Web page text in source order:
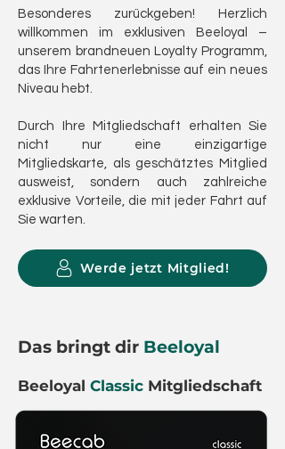
Besonderes zurückgeben! Herzlich
willkommen im exklusiven Beeloyal –
unserem brandneuen Loyalty Programm,
das Ihre Fahrtenerlebnisse auf ein neues
Niveau hebt.
Durch Ihre Mitgliedschaft erhalten Sie
nicht nur eine einzigartige
Mitgliedskarte, als geschätztes Mitglied
ausweist, sondern auch zahlreiche
exklusive Vorteile, die mit jeder Fahrt auf
Sie warten.
Werde jetzt Mitglied!
Das bringt dir Beeloyal
Beeloyal Classic Mitgliedschaft